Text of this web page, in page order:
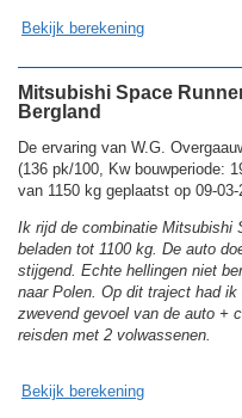
Bekijk berekening
Mitsubishi Space
Bergland
De ervaring van W.G.
(136 pk/100, Kw bouwperiode:
van 1150 kg geplaatst op 09-03-
Ik rijd de combinatie Mitsubishi
beladen tot 1100 kg. De auto
stijgend. Echte hellingen niet
naar Polen. Op dit traject had
zwevend gevoel van de auto +
reisden met 2 volwassenen.
Bekijk berekening